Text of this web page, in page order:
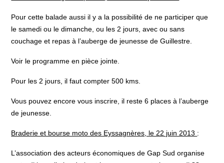
Pour cette balade aussi il y a la possibilité de ne participer que
le samedi ou le dimanche, ou les 2 jours, avec ou sans
couchage et repas à l’auberge de jeunesse de Guillestre.
Voir le programme en pièce jointe.
Pour les 2 jours, il faut compter 500 kms.
Vous pouvez encore vous inscrire, il reste 6 places à l’auberge
de jeunesse.
Braderie et bourse moto des Eyssagnères, le 22 juin 2013 :
L’association des acteurs économiques de Gap Sud organise